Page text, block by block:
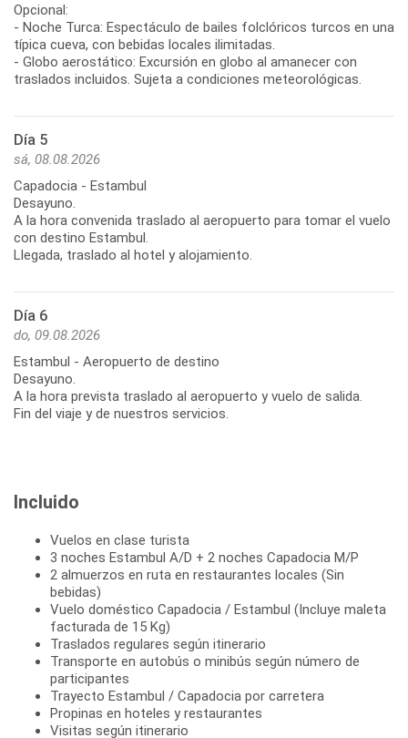
Opcional:
- Noche Turca: Espectáculo de bailes folclóricos turcos en una
típica cueva, con bebidas locales ilimitadas.
- Globo aerostático: Excursión en globo al amanecer con
traslados incluidos. Sujeta a condiciones meteorológicas.
Día 5
sá, 08.08.2026
Capadocia - Estambul
Desayuno.
A la hora convenida traslado al aeropuerto para tomar el vuelo
con destino Estambul.
Llegada, traslado al hotel y alojamiento.
Día 6
do, 09.08.2026
Estambul - Aeropuerto de destino
Desayuno.
A la hora prevista traslado al aeropuerto y vuelo de salida.
Fin del viaje y de nuestros servicios.
Incluido
Vuelos en clase turista
3 noches Estambul A/D + 2 noches Capadocia M/P
2 almuerzos en ruta en restaurantes locales (Sin
bebidas)
Vuelo doméstico Capadocia / Estambul (Incluye maleta
facturada de 15 Kg)
Traslados regulares según itinerario
Transporte en autobús o minibús según número de
participantes
Trayecto Estambul / Capadocia por carretera
Propinas en hoteles y restaurantes
Visitas según itinerario